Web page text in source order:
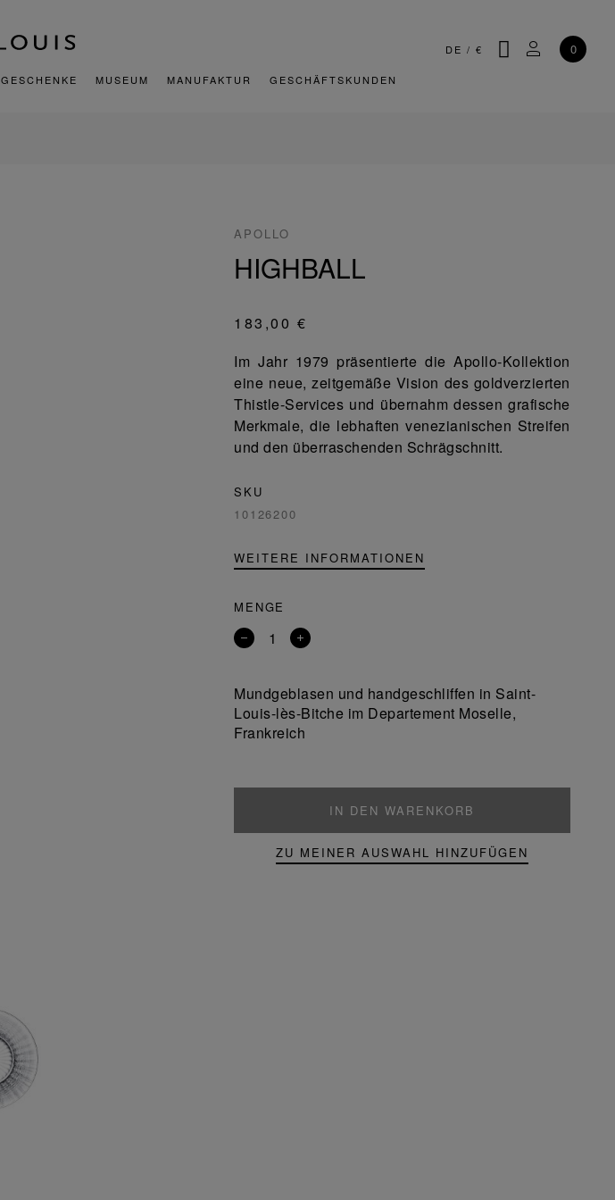
DE / € SUCHEMEIN
0
GESCHENKE MUSEUM MANUFAKTUR GESCHÄFTSKUNDEN
APOLLO
HIGHBALL
183,00 €
Im Jahr 1979 präsentierte die Apollo-Kollektion
eine neue, zeitgemäße Vision des goldverzierten
Thistle-Services und übernahm dessen grafische
Merkmale, die lebhaften venezianischen Streifen
und den überraschenden Schrägschnitt.
SKU
10126200
WEITERE INFORMATIONEN
MENGE
Entfernen
Produkt
Ein
Mundgeblasen und handgeschliffen in Saint-
Louis-lès-Bitche im Departement Moselle,
Frankreich
IN DEN WARENKORB
ZU MEINER AUSWAHL HINZUFÜGEN